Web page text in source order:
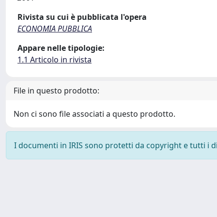
Rivista su cui è pubblicata l'opera
ECONOMIA PUBBLICA
Appare nelle tipologie:
1.1 Articolo in rivista
File in questo prodotto:
Non ci sono file associati a questo prodotto.
I documenti in IRIS sono protetti da copyright e tutti i